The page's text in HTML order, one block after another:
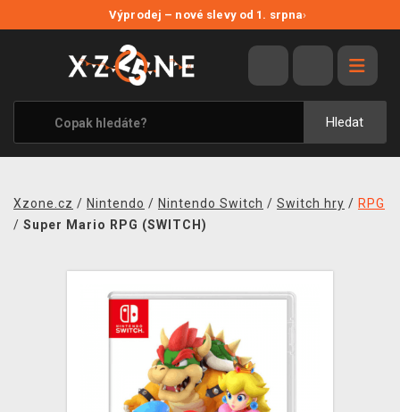
Výprodej – nové slevy od 1. srpna›
Hledat
VÝPRODEJ
VIDEOHRY
XZONE ORIGINALS
TÉMATIKY
MERCHANDISE
Xzone.cz / Nintendo / Nintendo Switch / Switch hry / RPG
/ Super Mario RPG (SWITCH)